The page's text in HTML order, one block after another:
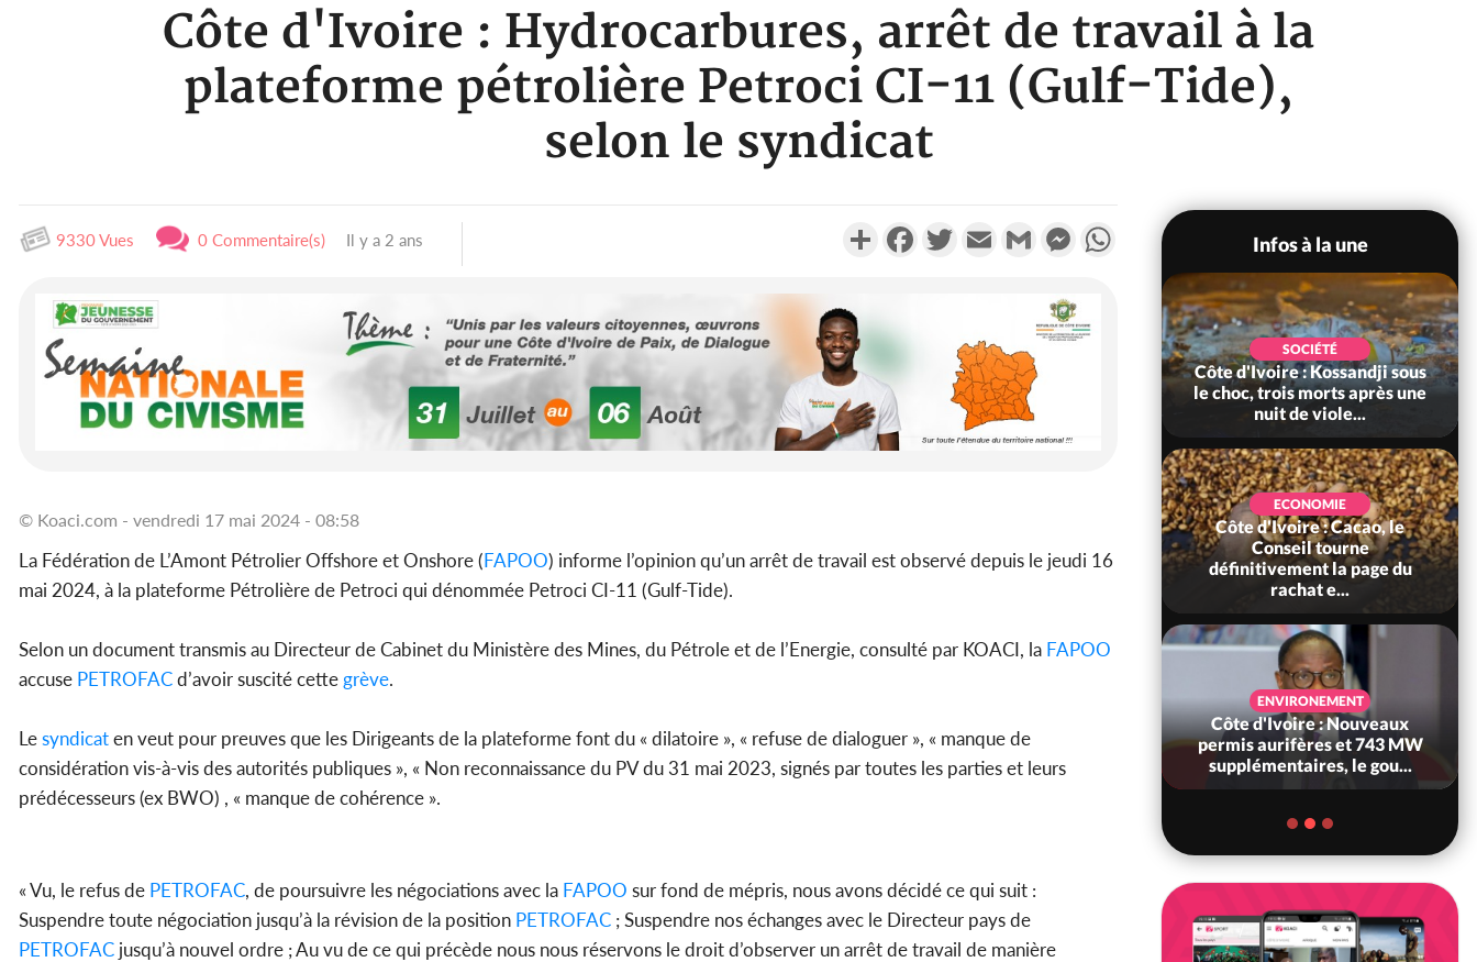
Côte d'Ivoire : Hydrocarbures, arrêt de travail à la
plateforme pétrolière Petroci CI-11 (Gulf-Tide),
selon le syndicat
9330 Vues 0 Commentaire(s) Il y a 2 ans PartagerFacebookTwitterEmail Gmail MessengerWhatsApp
© Koaci.com - vendredi 17 mai 2024 - 08:58
La Fédération de L’Amont Pétrolier Offshore et Onshore (FAPOO) informe l’opinion qu’un arrêt de travail est observé depuis le jeudi 16
mai 2024, à la plateforme Pétrolière de Petroci qui dénommée Petroci CI-11 (Gulf-Tide).
Selon un document transmis au Directeur de Cabinet du Ministère des Mines, du Pétrole et de l’Energie, consulté par KOACI, la FAPOO
accuse PETROFACd’avoir suscité cette grève.
Lesyndicaten veut pour preuves que les Dirigeants de la plateforme font du « dilatoire », « refuse de dialoguer », « manque de
considération vis-à-vis des autorités publiques », « Non reconnaissance du PV du 31 mai 2023, signés par toutes les parties et leurs
prédécesseurs (ex BWO) , « manque de cohérence ».
« Vu, le refus de PETROFAC, de poursuivre les négociations avec la FAPOO sur fond de mépris, nous avons décidé ce qui suit :
Suspendre toute négociation jusqu’à la révision de la position PETROFAC ; Suspendre nos échanges avec le Directeur pays de
PETROFAC jusqu’à nouvel ordre ; Au vu de ce qui précède nous nous réservons le droit d’observer un arrêt de travail de manière
Infos à la une
POLITIQUE
Côte d'Ivoire : Indépendance
2026, Yopougon coeur
battant de la célébration...
société civile, le
sanitaire, le gouvernement
modernise ses structures...
SOCIÉTÉ
Côte d'Ivoire : Kossandji sous
le choc, trois morts après une
nuit de viole...
ECONOMIE
Côte d'Ivoire : Cacao, le
Conseil tourne
définitivement la page du
rachat e...
ENVIRONEMENT
Côte d'Ivoire : Nouveaux
permis aurifères et 743 MW
supplémentaires, le gou...